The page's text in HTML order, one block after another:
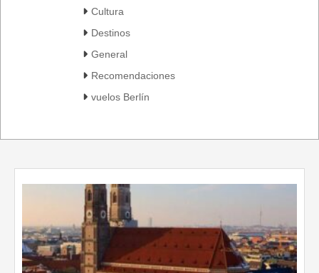
Cultura
Destinos
General
Recomendaciones
vuelos Berlín